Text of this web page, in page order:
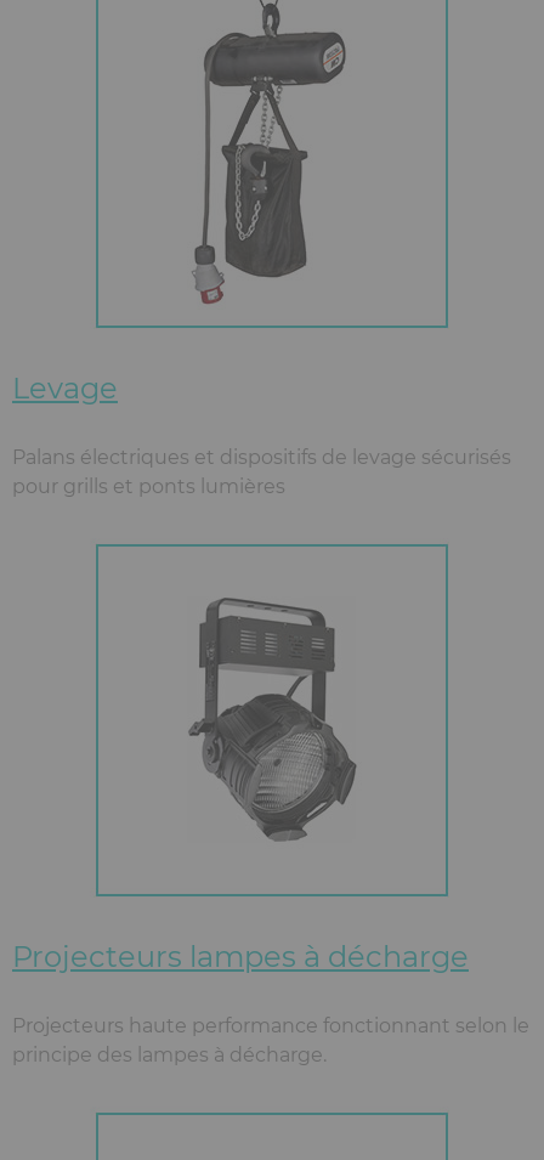
Levage
Palans électriques et dispositifs de levage sécurisés
pour grills et ponts lumières
Projecteurs lampes à décharge
Projecteurs haute performance fonctionnant selon le
principe des lampes à décharge.